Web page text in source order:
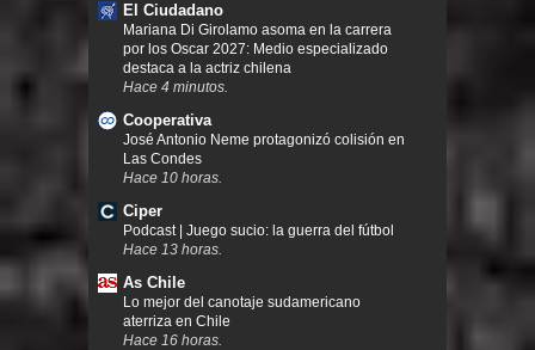
El Ciudadano
Mariana Di Girolamo asoma en la carrera
por los Oscar 2027: Medio especializado
destaca a la actriz chilena
Hace 4 minutos.
Cooperativa
José Antonio Neme protagonizó colisión en
Las Condes
Hace 10 horas.
Ciper
Podcast | Juego sucio: la guerra del fútbol
Hace 13 horas.
As Chile
Lo mejor del canotaje sudamericano
aterriza en Chile
Hace 16 horas.